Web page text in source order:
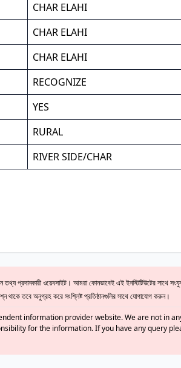
CHAR ELAHI
CHAR ELAHI
CHAR ELAHI
RECOGNIZE
YES
RURAL
RIVER SIDE/CHAR
প্রদানকারী ওয়েবসাইট। আমরা কোনভাবেই এই ইনস্টিটিউটের সাথে
তবে অনুগ্রহ করে সংশ্লিষ্ট প্রতিষ্ঠানগুলির সাথে যোগাযোগ করুন।
information provider website. We are not in
for the information. If you have any query